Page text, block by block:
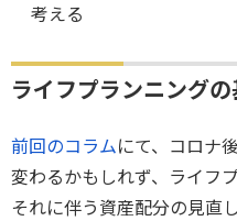
考える
ライフプランニング
前回のコラムにて、コロナ
変わるかもしれず、ライフ
それに伴う資産配分の見直